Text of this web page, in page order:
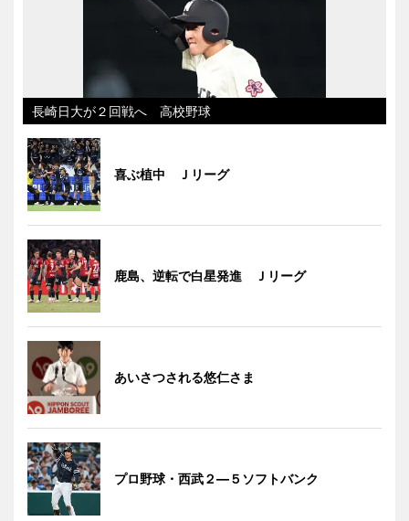
長崎日大が２回戦へ 高校野球
喜ぶ植中 Ｊリーグ
鹿島、逆転で白星発進 Ｊリーグ
あいさつされる悠仁さま
プロ野球・西武２―５ソフトバンク